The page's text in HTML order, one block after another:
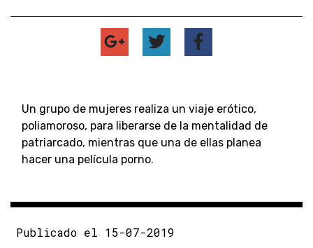
Un grupo de mujeres realiza un viaje erótico,
poliamoroso, para liberarse de la mentalidad de
patriarcado, mientras que una de ellas planea
hacer una película porno.
Publicado el 15-07-2019